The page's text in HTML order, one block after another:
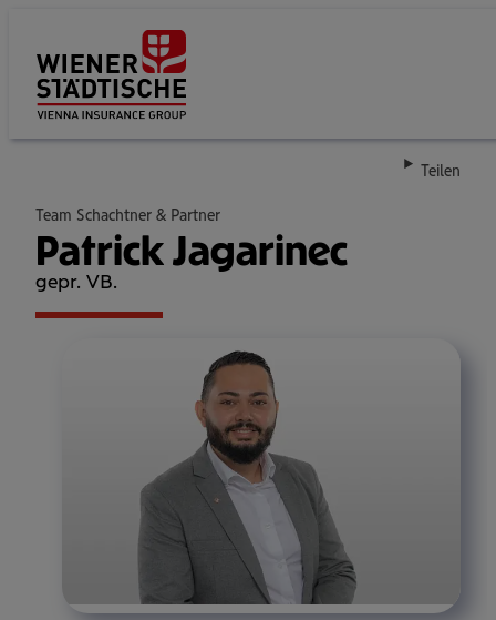
Teilen
Team Schachtner & Partner
Patrick Jagarinec
gepr. VB.